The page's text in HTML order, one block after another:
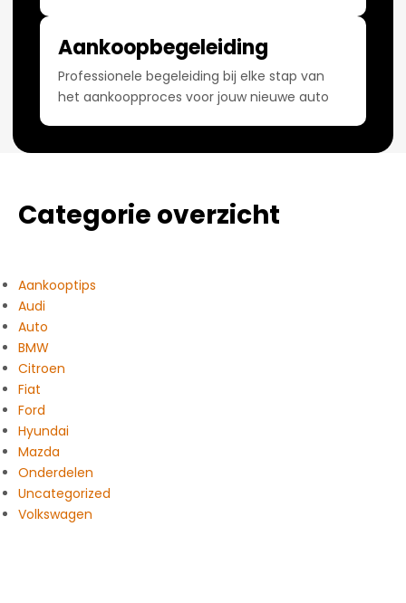
Aankoopbegeleiding
Professionele begeleiding bij elke stap van
het aankoopproces voor jouw nieuwe auto
Categorie overzicht
Aankooptips
Audi
Auto
BMW
Citroen
Fiat
Ford
Hyundai
Mazda
Onderdelen
Uncategorized
Volkswagen